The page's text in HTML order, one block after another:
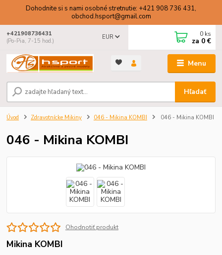
Dohodnite si s nami osobné stretnutie: +421 908 736 431,
obchod.hsport@gmail.com
Menu
EUR
Hľadať
+421908736431
(Po-Pia, 7-15 hod.)
0 ks
za 0 €
Úvod Zdravotnícke Mikiny 046 - Mikina KOMBI 046 - Mikina KOMBI
046 - Mikina KOMBI
Ohodnotiť produkt
Mikina KOMBI